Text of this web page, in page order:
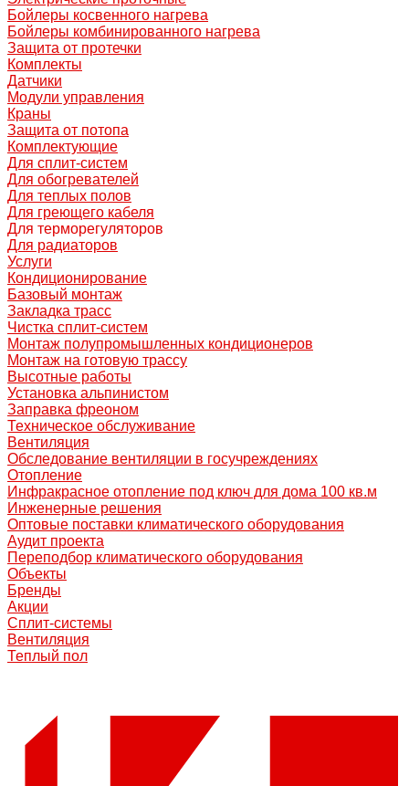
Бойлеры косвенного нагрева
Бойлеры комбинированного нагрева
Защита от протечки
Комплекты
Датчики
Модули управления
Краны
Защита от потопа
Комплектующие
Для сплит-систем
Для обогревателей
Для теплых полов
Для греющего кабеля
Для терморегуляторов
Для радиаторов
Услуги
Кондиционирование
Базовый монтаж
Закладка трасс
Чистка сплит-систем
Монтаж полупромышленных кондиционеров
Монтаж на готовую трассу
Высотные работы
Установка альпинистом
Заправка фреоном
Техническое обслуживание
Вентиляция
Обследование вентиляции в госучреждениях
Отопление
Инфракрасное отопление под ключ для дома 100 кв.м
Инженерные решения
Оптовые поставки климатического оборудования
Аудит проекта
Переподбор климатического оборудования
Объекты
Бренды
Акции
Сплит-системы
Вентиляция
Теплый пол